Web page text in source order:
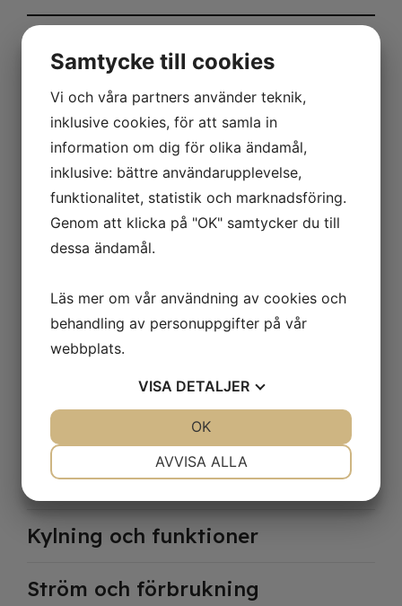
Tekniska specifikationer
Nedladdningar
Beskrivning
Mått och innehåll
Brutto- / nettovikt
320 / 300 kg
Brutto-/nettovolym
Design och material
Dörrnummer & dörrtyp
1 massiv dörr med gångjärn
Utvändig finish
Invändig finish
Kylning och funktioner
Ström och förbrukning
Samtycke till cookies
Vi och våra partners använder teknik,
inklusive cookies, för att samla in
information om dig för olika ändamål,
inklusive: bättre användarupplevelse,
funktionalitet, statistik och marknadsföring.
Genom att klicka på "OK" samtycker du till
dessa ändamål.
Läs mer om vår användning av cookies och
behandling av personuppgifter på vår
webbplats.
VISA DETALJER
AVVISA ALLA
OK